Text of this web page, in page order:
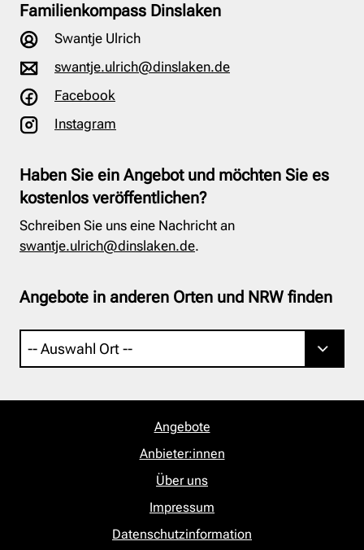
Familienkompass Dinslaken
Swantje Ulrich
swantje.ulrich@dinslaken.de
Facebook
Instagram
Haben Sie ein Angebot und möchten Sie es
kostenlos veröffentlichen?
Schreiben Sie uns eine Nachricht an
swantje.ulrich@dinslaken.de.
Angebote in anderen Orten und NRW finden
Angebote
Anbieter:innen
Über uns
Impressum
Datenschutzinformation